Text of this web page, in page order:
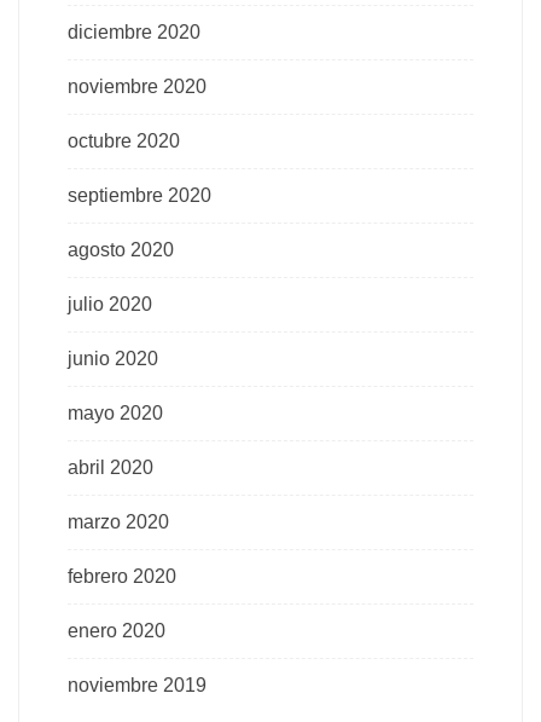
diciembre 2020
noviembre 2020
octubre 2020
septiembre 2020
agosto 2020
julio 2020
junio 2020
mayo 2020
abril 2020
marzo 2020
febrero 2020
enero 2020
noviembre 2019